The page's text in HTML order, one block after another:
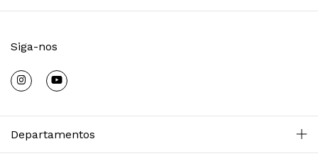
Siga-nos
Departamentos